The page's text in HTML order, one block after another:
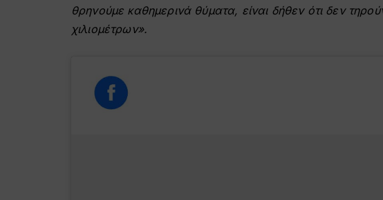
θρηνούμε καθημερινά θύματα, είναι δήθεν ότι δεν
χιλιομέτρων».